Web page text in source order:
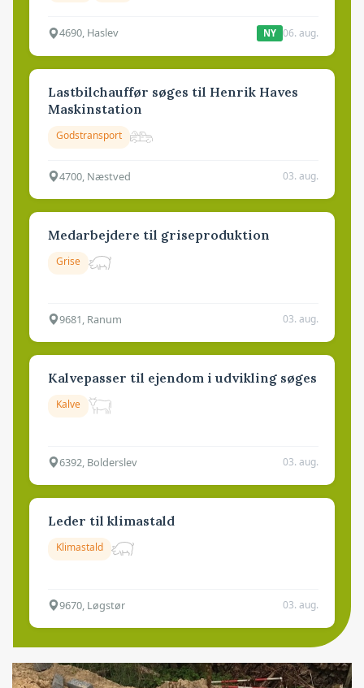
4690, Haslev NY 06. aug.
Lastbilchauffør søges til Henrik Haves
Maskinstation
Godstransport
4700, Næstved 03. aug.
Medarbejdere til griseproduktion
Grise
9681, Ranum 03. aug.
Kalvepasser til ejendom i udvikling søges
Kalve
6392, Bolderslev 03. aug.
Leder til klimastald
Klimastald
9670, Løgstør 03. aug.